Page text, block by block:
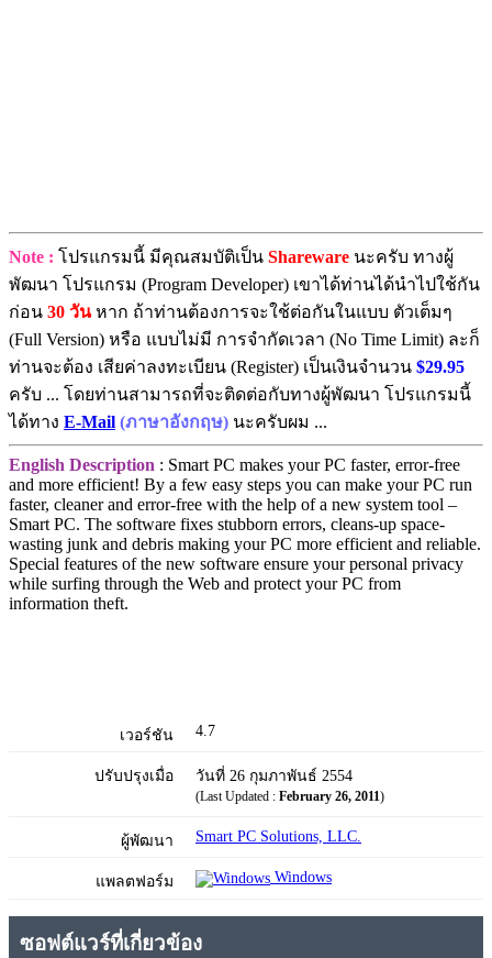
Note : โปรแกรมนี้ มีคุณสมบัติเป็น Shareware นะครับ ทางผู้
พัฒนา โปรแกรม (Program Developer) เขาได้ท่านได้นำไปใช้กัน
ก่อน 30 วันหาก ถ้าท่านต้องการจะใช้ต่อกันในแบบ ตัวเต็มๆ
(Full Version) หรือ แบบไม่มี การจำกัดเวลา (No Time Limit) ละก็
ท่านจะต้อง เสียค่าลงทะเบียน (Register) เป็นเงินจำนวน $29.95
ครับ ... โดยท่านสามารถที่จะติดต่อกับทางผู้พัฒนา โปรแกรมนี้
ได้ทาง E-Mail (ภาษาอังกฤษ) นะครับผม ...
English Description : Smart PC makes your PC faster, error-free
and more efficient! By a few easy steps you can make your PC run
faster, cleaner and error-free with the help of a new system tool –
Smart PC. The software fixes stubborn errors, cleans-up space-
wasting junk and debris making your PC more efficient and reliable.
Special features of the new software ensure your personal privacy
while surfing through the Web and protect your PC from
information theft.
เวอร์ชัน 4.7
ปรับปรุงเมื่อ วันที่ 26 กุมภาพันธ์ 2554
(Last Updated : February 26, 2011)
ผู้พัฒนา Smart PC Solutions, LLC.
แพลตฟอร์ม Windows
ซอฟต์แวร์ที่เกี่ยวข้อง